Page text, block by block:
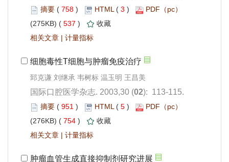
758 ) 3 )
537 )
|
郅克谦 刘继承 韦树标 温玉明 王昌美
): 113-115.
951 ) 5 )
754 )
|